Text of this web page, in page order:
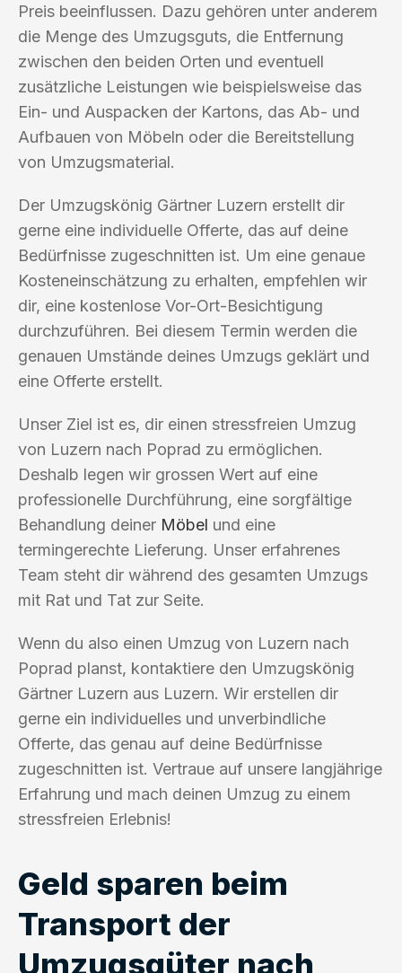
Preis beeinflussen. Dazu gehören unter anderem
die Menge des Umzugsguts, die Entfernung
zwischen den beiden Orten und eventuell
zusätzliche Leistungen wie beispielsweise das
Ein- und Auspacken der Kartons, das Ab- und
Aufbauen von Möbeln oder die Bereitstellung
von Umzugsmaterial.
Der Umzugskönig Gärtner Luzern erstellt dir
gerne eine individuelle Offerte, das auf deine
Bedürfnisse zugeschnitten ist. Um eine genaue
Kosteneinschätzung zu erhalten, empfehlen wir
dir, eine kostenlose Vor-Ort-Besichtigung
durchzuführen. Bei diesem Termin werden die
genauen Umstände deines Umzugs geklärt und
eine Offerte erstellt.
Unser Ziel ist es, dir einen stressfreien Umzug
von Luzern nach Poprad zu ermöglichen.
Deshalb legen wir grossen Wert auf eine
professionelle Durchführung, eine sorgfältige
Behandlung deiner Möbel und eine
termingerechte Lieferung. Unser erfahrenes
Team steht dir während des gesamten Umzugs
mit Rat und Tat zur Seite.
Wenn du also einen Umzug von Luzern nach
Poprad planst, kontaktiere den Umzugskönig
Gärtner Luzern aus Luzern. Wir erstellen dir
gerne ein individuelles und unverbindliche
Offerte, das genau auf deine Bedürfnisse
zugeschnitten ist. Vertraue auf unsere langjährige
Erfahrung und mach deinen Umzug zu einem
stressfreien Erlebnis!
Geld sparen beim
Transport der
Umzugsgüter nach